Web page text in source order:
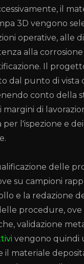
il
3D vengono
operative, alle
alla corrosione
Il
dal punto di vista
conto della
margini di
per l'ispezione e
delle
su campioni
e la redazione
procedure, ove
validazione
vengono quindi
il materiale